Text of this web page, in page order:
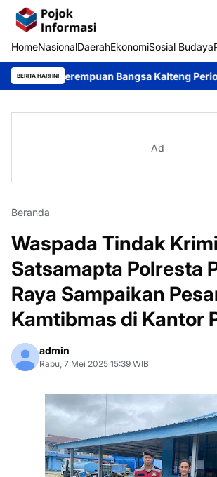
HomeNasionalDaerahEkonomiSosial Budaya
BERITA HARI INI
Perempuan Bangsa Kalteng Periode
Ad
Beranda
Waspada Tindak
Satsamapta Polresta
Raya Sampaikan
Kamtibmas di Kantor
admin
Rabu, 7 Mei 2025 15:39 WIB